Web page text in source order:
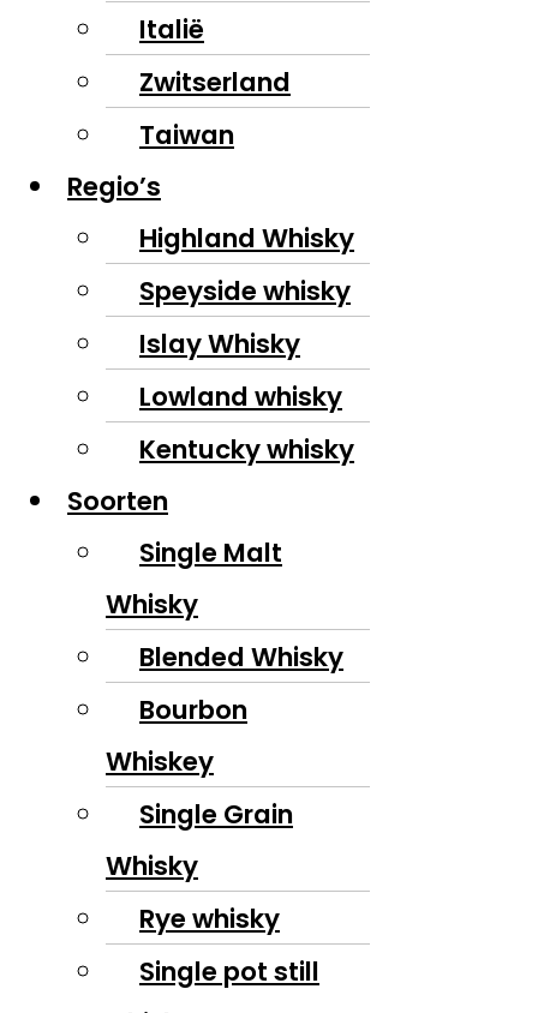
Italië
Zwitserland
Taiwan
Regio’s
Highland Whisky
Speyside whisky
Islay Whisky
Lowland whisky
Kentucky whisky
Soorten
Single Malt
Whisky
Blended Whisky
Bourbon
Whiskey
Single Grain
Whisky
Rye whisky
Single pot still